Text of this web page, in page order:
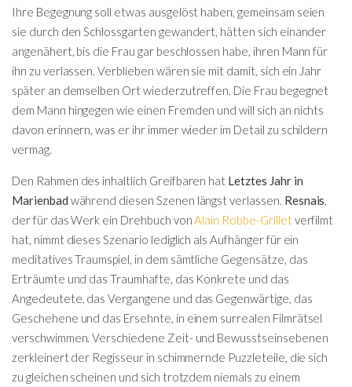
Ihre Begegnung soll etwas ausgelöst haben, gemeinsam seien
sie durch den Schlossgarten gewandert, hätten sich einander
angenähert, bis die Frau gar beschlossen habe, ihren Mann für
ihn zu verlassen. Verblieben wären sie mit damit, sich ein Jahr
später an demselben Ort wiederzutreffen. Die Frau begegnet
dem Mann hingegen wie einen Fremden und will sich an nichts
davon erinnern, was er ihr immer wieder im Detail zu schildern
vermag.
Den Rahmen des inhaltlich Greifbaren hat Letztes Jahr in
Marienbad während diesen Szenen längst verlassen. Resnais
der für das Werk ein Drehbuch von Alain Robbe-Grilletverfilmt
hat, nimmt dieses Szenario lediglich als Aufhänger für ein
meditatives Traumspiel, in dem sämtliche Gegensätze, das
Erträumte und das Traumhafte, das Konkrete und das
Angedeutete, das Vergangene und das Gegenwärtige, das
Geschehene und das Ersehnte, in einem surrealen Filmrätsel
verschwimmen. Verschiedene Zeit- und Bewusstseinsebenen
zerkleinert der Regisseur in schimmernde Puzzleteile, die sich
zu gleichen scheinen und sich trotzdem niemals zu einem